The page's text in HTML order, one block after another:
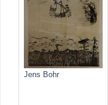
Jens Bohr